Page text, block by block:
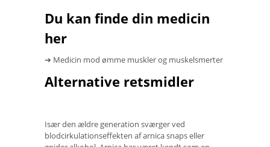
Du kan finde din medicin
her
➔ Medicin mod ømme muskler og muskelsmerter
Alternative retsmidler
Især den ældre generation sværger ved
blodcirkulationseffekten af ​​arnica snaps eller